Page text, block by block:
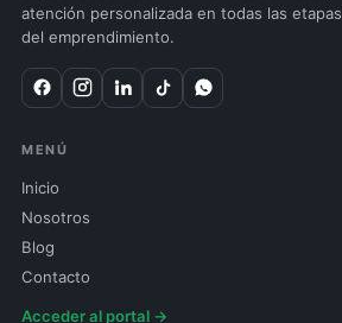
atención personalizada en todas las etapas
del emprendimiento.
MENÚ
Inicio
Nosotros
Blog
Contacto
Acceder al portal →